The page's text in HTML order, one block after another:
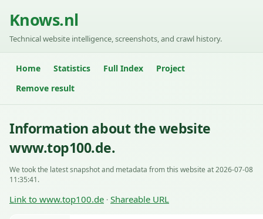
Knows.nl
Technical website intelligence, screenshots, and crawl history.
Home Statistics Full Index
Project
Remove result
Information about the website
www.top100.de.
We took the latest snapshot and metadata from this website at 2026-07-08
11:35:41.
Link to www.top100.de · Shareable URL